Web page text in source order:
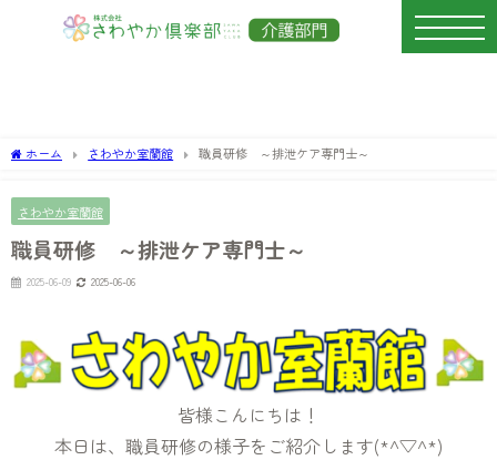
ホーム さわやか室蘭館 職員研修 ～排泄ケア専門士～
さわやか室蘭館
職員研修 ～排泄ケア専門士～
2025-06-09 2025-06-06
皆様こんにちは！
本日は、職員研修の様子をご紹介します(*^▽^*)